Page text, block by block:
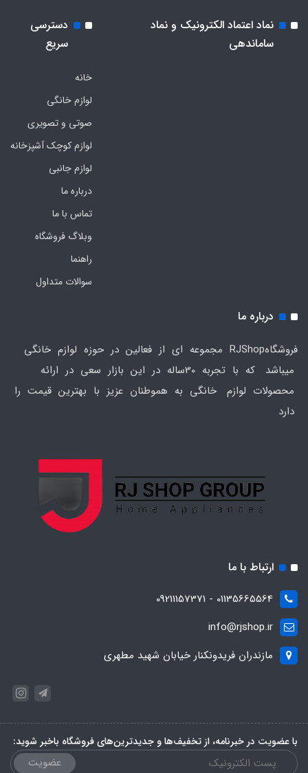
نماد اعتماد الکترونیک و نماد
ساماندهی
دسترسی
سریع
خانه
لوازم خانگی
صوتی و تصویری
لوازم کوچک آشپزخانه
لوازم جانبی
درباره ما
تماس با ما
وبلاگ فروشگاه
راهنما
سوالات متداول
درباره ما
فروشگاهRJShop مجموعه ای از فعالین در حوزه لوازم خانگی
میباشد که با تجربه 30ساله در این بازار سعی در ارائه
محصولات لوازم خانگی به هموطنان عزیز با بهترین قیمت را
دارد
ارتباط با ما
01135665564 - 09211157371
info@rjshop.ir
مازندران فریدونکنار خیابان شهید مطهری
با عضویت در خبرنامه، از تخفیف‌ها و جدیدترین‌های فروشگاه باخبر شوید:
عضویت